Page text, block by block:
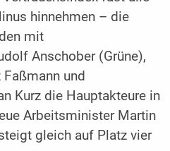
hinnehmen – die
mit
Anschober (Grüne),
und
Kurz die Hauptakteure in
Arbeitsminister Martin
gleich auf Platz vier